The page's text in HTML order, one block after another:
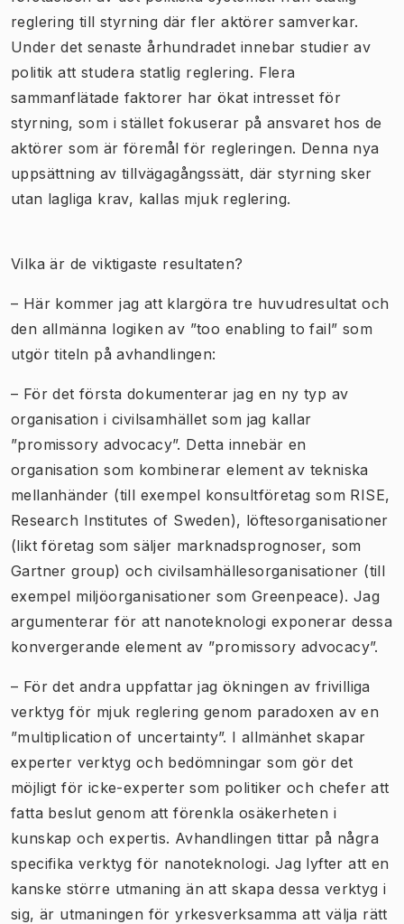
reglering till styrning där fler aktörer samverkar.
Under det senaste århundradet innebar studier av
politik att studera statlig reglering. Flera
sammanflätade faktorer har ökat intresset för
styrning, som i stället fokuserar på ansvaret hos de
aktörer som är föremål för regleringen. Denna nya
uppsättning av tillvägagångssätt, där styrning sker
utan lagliga krav, kallas mjuk reglering.
Vilka är de viktigaste resultaten?
– Här kommer jag att klargöra tre huvudresultat och
den allmänna logiken av ”too enabling to fail” som
utgör titeln på avhandlingen:
– För det första dokumenterar jag en ny typ av
organisation i civilsamhället som jag kallar
”promissory advocacy”. Detta innebär en
organisation som kombinerar element av tekniska
mellanhänder (till exempel konsultföretag som RISE,
Research Institutes of Sweden), löftesorganisationer
(likt företag som säljer marknadsprognoser, som
Gartner group) och civilsamhällesorganisationer (till
exempel miljöorganisationer som Greenpeace). Jag
argumenterar för att nanoteknologi exponerar dessa
konvergerande element av ”promissory advocacy”.
– För det andra uppfattar jag ökningen av frivilliga
verktyg för mjuk reglering genom paradoxen av en
”multiplication of uncertainty”. I allmänhet skapar
experter verktyg och bedömningar som gör det
möjligt för icke-experter som politiker och chefer att
fatta beslut genom att förenkla osäkerheten i
kunskap och expertis. Avhandlingen tittar på några
specifika verktyg för nanoteknologi. Jag lyfter att en
kanske större utmaning än att skapa dessa verktyg i
sig, är utmaningen för yrkesverksamma att välja rätt